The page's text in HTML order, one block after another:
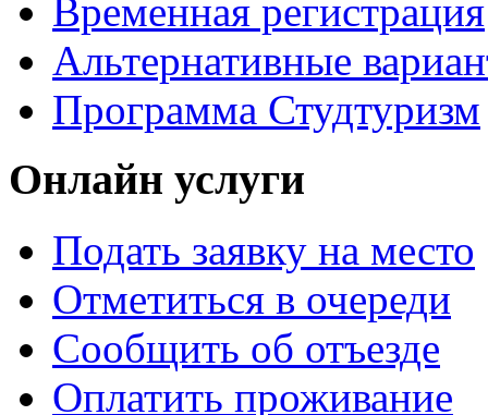
Временная регистрация
Альтернативные
Программа Студтуризм
Онлайн услуги
Подать заявку на место
Отметиться в очереди
Сообщить об отъезде
Оплатить проживание